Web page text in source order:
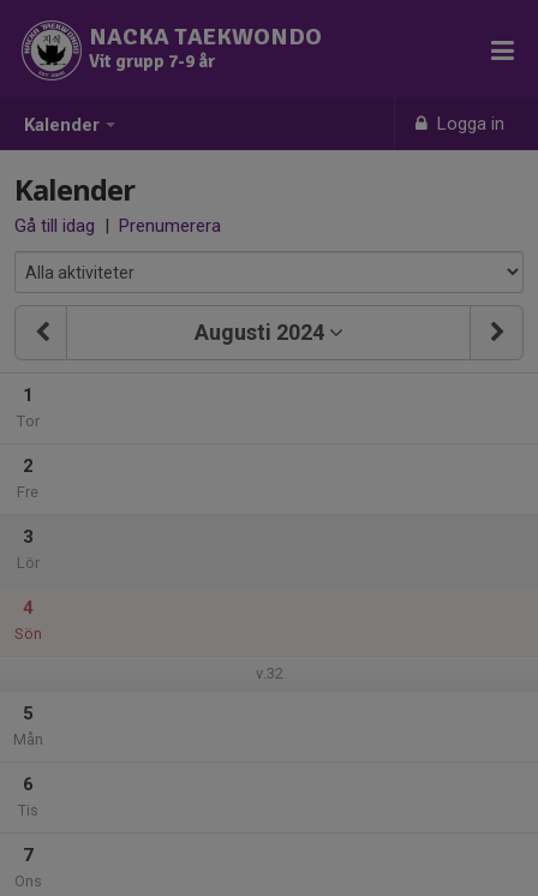
Kalender Logga in
NACKA TAEKWONDO
Vit grupp 7-9 år
Kalender
Gå till idag | Prenumerera
Augusti 2024
1
Tor
2
Fre
3
Lör
4
Sön
v.32
5
Mån
6
Tis
7
Ons